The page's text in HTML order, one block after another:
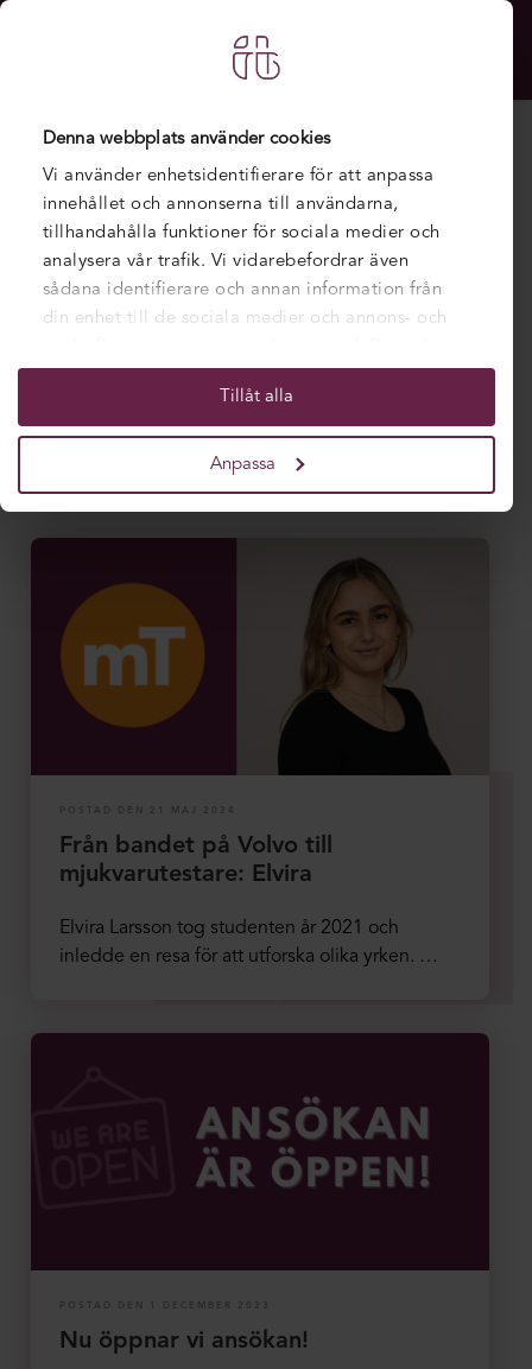
Denna webbplats använder cookies
Vi använder enhetsidentifierare för att anpassa
innehållet och annonserna till användarna,
tillhandahålla funktioner för sociala medier och
analysera vår trafik. Vi vidarebefordrar även
sådana identifierare och annan information från
din enhet till de sociala medier och annons- och
information som du har tillhandahållit eller som
de har samlat in när du har använt deras tjänster.
Tillåt alla
Anpassa
Nyheter
Visa alla
Stockholm
IT-Högskolan
POSTAD DEN 21 MAJ 2024
Från bandet på Volvo till
mjukvarutestare: Elvira
Elvira Larsson tog studenten år 2021 och
inledde en resa för att utforska olika yrken. …
POSTAD DEN 1 DECEMBER 2023
Nu öppnar vi ansökan!